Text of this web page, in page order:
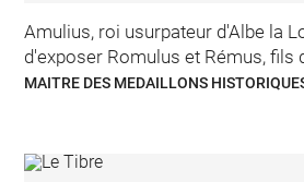
Amulius, roi usurpateur d'Albe la
d'exposer Romulus et Rémus, fils